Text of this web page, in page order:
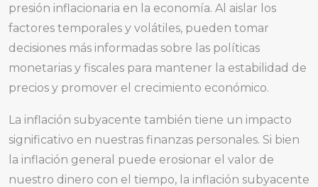
presión inflacionaria en la economía. Al aislar los
factores temporales y volátiles, pueden tomar
decisiones más informadas sobre las políticas
monetarias y fiscales para mantener la estabilidad de
precios y promover el crecimiento económico.
La inflación subyacente también tiene un impacto
significativo en nuestras finanzas personales. Si bien
la inflación general puede erosionar el valor de
nuestro dinero con el tiempo, la inflación subyacente